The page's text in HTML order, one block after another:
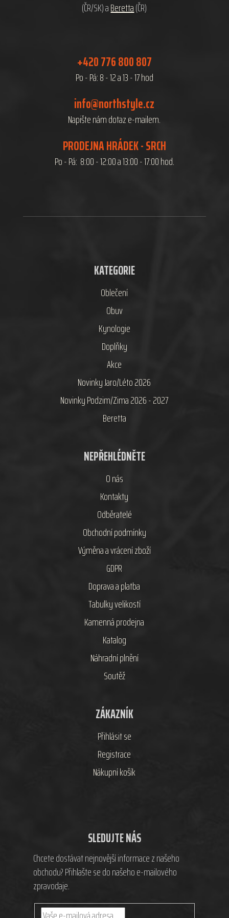
(ČR/SK) aBeretta(ČR)
+420 776 800 807
Po - Pá: 8 - 12 a 13 - 17 hod
info@northstyle.cz
Napište nám dotaz e-mailem.
PRODEJNA HRÁDEK - SRCH
Po - Pá: 8:00 - 12:00 a 13:00 - 17:00 hod.
KATEGORIE
Oblečení
Obuv
Kynologie
Doplňky
Akce
Novinky Jaro/Léto 2026
Novinky Podzim/Zima 2026 - 2027
Beretta
NEPŘEHLÉDNĚTE
O nás
Kontakty
Odběratelé
Obchodní podmínky
Výměna a vrácení zboží
GDPR
Doprava a platba
Tabulky velikostí
Kamenná prodejna
Katalog
Náhradní plnění
Soutěž
ZÁKAZNÍK
Přihlásit se
Registrace
Nákupní košík
SLEDUJTE NÁS
Chcete dostávat nejnovější informace z našeho
obchodu? Přihlašte se do našeho e-mailového
zpravodaje.